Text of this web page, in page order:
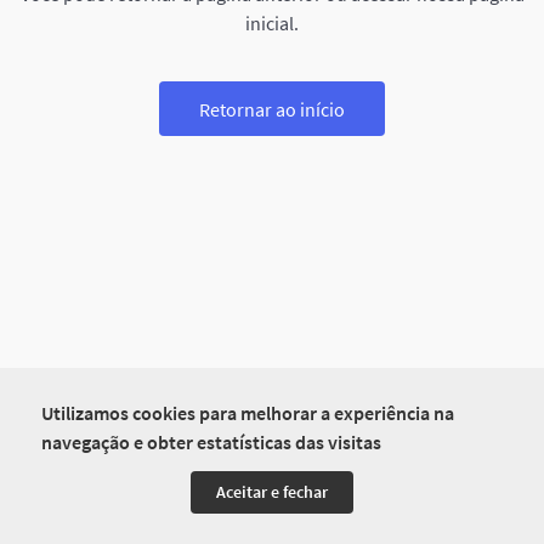
Utilizamos cookies para melhorar a experiência na
navegação e obter estatísticas das visitas
Aceitar e fechar
inicial.
Retornar ao início